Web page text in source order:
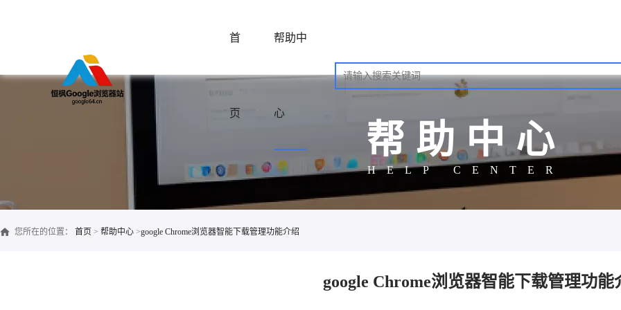
首
页
帮助中
心
帮助中心
HELP CENTER
您所在的位置： 首页 > 帮助中心 >google Chrome浏览器智能下载管理功能介绍
google Chrome浏览器智能下载管理功能